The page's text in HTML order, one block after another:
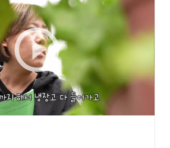
play_circle_outline